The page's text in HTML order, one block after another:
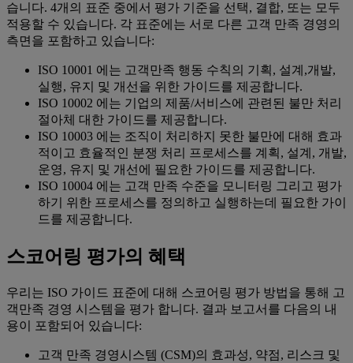
습니다. 4개의 표준 중에서 평가 기준을 선택, 결합, 또는 모두
적용할 수 있습니다. 각 표준에는 서로 다른 고객 만족 경영의
측면을 포함하고 있습니다:
ISO 10001 에는 고객만족 행동 수칙의 기획, 설계,개발,
실행, 유지 및 개선을 위한 가이드를 제공합니다.
ISO 10002 에는 기업의 제품/서비스에 관련된 불만 처리
절아체 대한 가이드를 제공합니다.
ISO 10003 에는 조직이 처리하지 못한 불만에 대해 효과
적이고 효율적인 분쟁 처리 프로세스를 계획, 설계, 개발,
운영, 유지 및 개선에 필요한 가이드를 제공합니다.
ISO 10004 에는 고객 만족 수준을 모니터링 그리고 평가
하기 위한 프로세스를 정의하고 실행하는데 필요한 가이
드를 제공합니다.
스코어링 평가의 혜택
우리는 ISO 가이드 표준에 대해 스코어링 평가 방법을 통해 고
객만족 경영 시스템을 평가 합니다. 결과 보고서를 다음의 내
용이 포함되어 있습니다:
고객 만족 경영시스템 (CSM)의 효과성, 약점, 리스크 및